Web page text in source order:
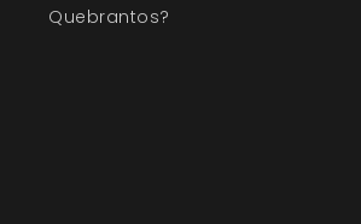
Quebrantos?